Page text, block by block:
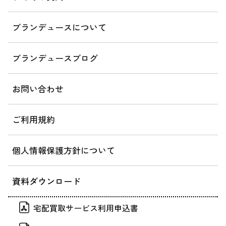
ブランデュースについて
ブランデュースブログ
お問い合わせ
ご利用規約
個人情報保護方針について
資料ダウンロード
宅配買取サービス利用申込書